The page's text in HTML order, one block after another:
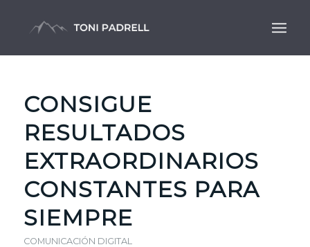
CONSIGUE
RESULTADOS
EXTRAORDINARIOS
CONSTANTES PARA
SIEMPRE
COMUNICACIÓN DIGITAL